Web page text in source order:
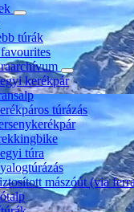
túrák
kerékpár
túrázás
túra
mászóút (via